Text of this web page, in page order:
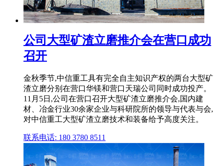
公司大型矿渣立磨推介会在营口成功
召开
金秋季节,中信重工具有完全自主知识产权的两台大型矿
渣立磨分别在营口华镁和营口天瑞公司同时成功投产。
11月5日,公司在营口召开大型矿渣立磨推介会,国内建
材、冶金行业30余家企业与科研院所的领导与代表与会,
对中信重工大型矿渣立磨技术和装备给予高度关注。
联系电话: 180 3780 8511